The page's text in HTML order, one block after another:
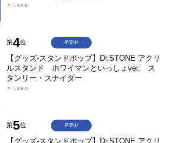
￥1,999
第4位
【グッズ-スタンドポップ】Dr.STONE アクリ
ルスタンド ホワイマンといっしょver. ス
タンリー・スナイダー
￥1,980
発売中
第5位
【グッズ-スタンドポップ】Dr.STONE アクリ
発売中